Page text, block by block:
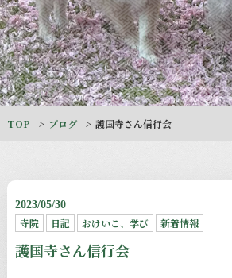
TOP ブログ 護国寺さん信行会
2023/05/30
寺院 日記 おけいこ、学び 新着情報
護国寺さん信行会